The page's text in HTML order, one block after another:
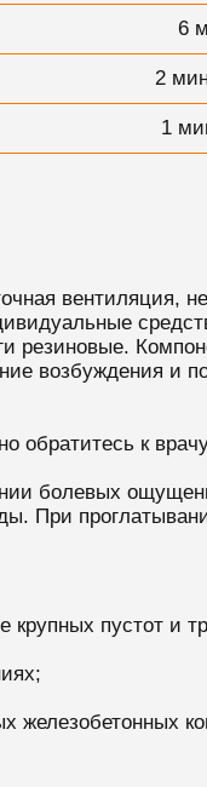
6
2
1
вентиляция,
резиновые.
возбуждения и
обратитесь к
болевых
При
крупных пустот и
железобетонных